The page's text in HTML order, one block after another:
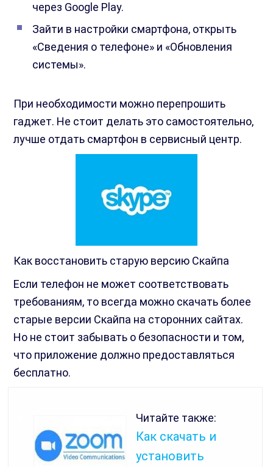
через Google Play.
Зайти в настройки смартфона, открыть
«Сведения о телефоне» и «Обновления
системы».
При необходимости можно перепрошить
гаджет. Не стоит делать это самостоятельно,
лучше отдать смартфон в сервисный центр.
Как восстановить старую версию Скайпа
Если телефон не может соответствовать
требованиям, то всегда можно скачать более
старые версии Скайпа на сторонних сайтах.
Но не стоит забывать о безопасности и том,
что приложение должно предоставляться
бесплатно.
Читайте также:
Как скачать и
установить